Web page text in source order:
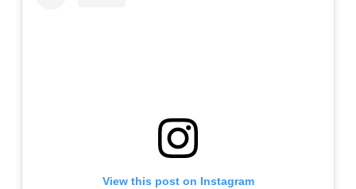
View this post on Instagram